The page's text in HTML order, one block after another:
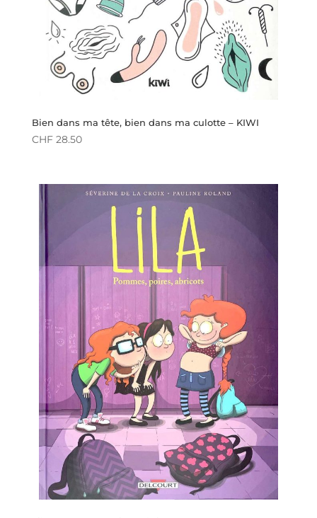
Bien dans ma tête, bien dans ma culotte – KIWI
CHF28.50